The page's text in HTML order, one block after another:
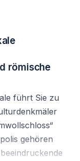
römische
führt Sie zu
gehören